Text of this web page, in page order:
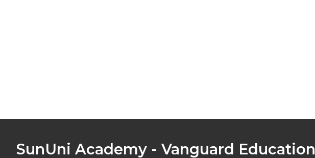
SunUni Academy - Vanguard Education